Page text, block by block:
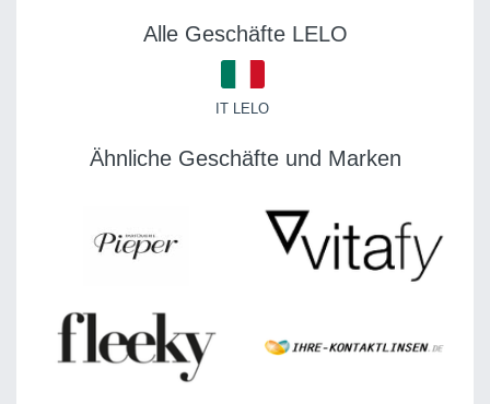
Alle Geschäfte LELO
IT LELO
Ähnliche Geschäfte und Marken